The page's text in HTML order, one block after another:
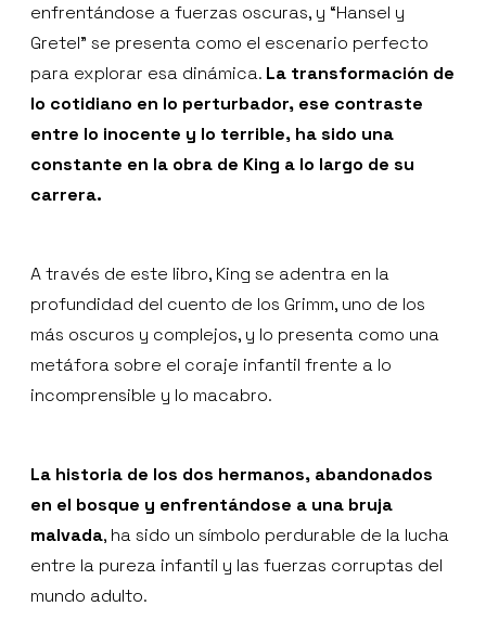
enfrentándose a fuerzas oscuras, y “Hansel y
Gretel” se presenta como el escenario perfecto
para explorar esa dinámica. La transformación de
lo cotidiano en lo perturbador, ese contraste
entre lo inocente y lo terrible, ha sido una
constante en la obra de King a lo largo de su
carrera.
A través de este libro, King se adentra en la
profundidad del cuento de los Grimm, uno de los
más oscuros y complejos, y lo presenta como una
metáfora sobre el coraje infantil frente a lo
incomprensible y lo macabro.
La historia de los dos hermanos, abandonados
en el bosque y enfrentándose a una bruja
malvada, ha sido un símbolo perdurable de la lucha
entre la pureza infantil y las fuerzas corruptas del
mundo adulto.